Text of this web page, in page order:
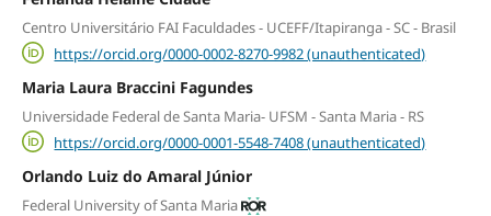
Centro Universitário FAI Faculdades - UCEFF/Itapiranga - SC - Brasil
https://orcid.org/0000-0002-8270-9982 (unauthenticated)
Maria Laura Braccini Fagundes
Universidade Federal de Santa Maria- UFSM - Santa Maria - RS
https://orcid.org/0000-0001-5548-7408 (unauthenticated)
Orlando Luiz do Amaral Júnior
Federal University of Santa Maria